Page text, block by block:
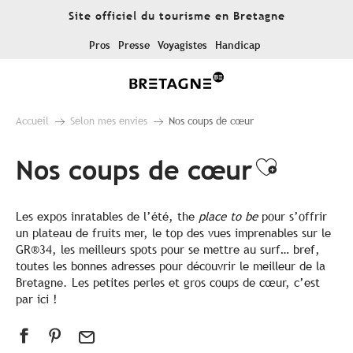
Site officiel du tourisme en Bretagne
Pros Presse Voyagistes Handicap
Accueil Selon mes envies Nos coups de cœur
Nos coups de cœur
Les expos inratables de l’été, the place to be pour s’offrir
un plateau de fruits mer, le top des vues imprenables sur le
GR®34, les meilleurs spots pour se mettre au surf… bref,
toutes les bonnes adresses pour découvrir le meilleur de la
Bretagne. Les petites perles et gros coups de cœur, c’est
par ici !